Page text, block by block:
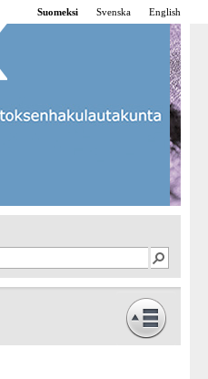
Suomeksi Svenska English